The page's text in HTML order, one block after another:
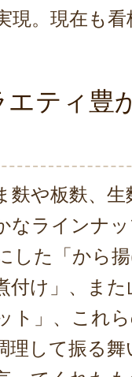
現。現在も
ティ豊
麩や板麩、
なラインナ
した「から
付け」、ま
ト」、これ
理して振る